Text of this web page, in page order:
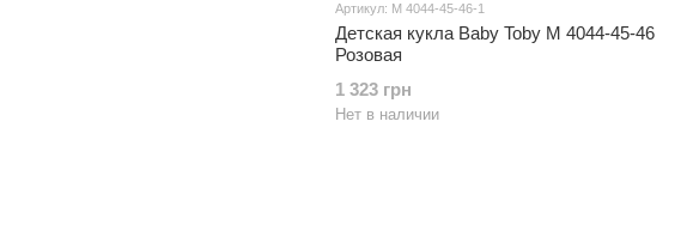
Артикул: M 4044-45-46-1
Детская кукла Baby Toby M 4044-45-46
Розовая
1 323 грн
Нет в наличии